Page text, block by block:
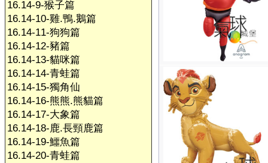
16.14-9-猴子篇
16.14-10-雞.鴨.鵝篇
16.14-11-狗狗篇
16.14-12-豬篇
16.14-13-貓咪篇
16.14-14-青蛙篇
16.14-15-獨角仙
16.14-16-熊熊.熊貓篇
16.14-17-大象篇
16.14-18-鹿.長頸鹿篇
16.14-19-鱷魚篇
16.14-20-青蛙篇